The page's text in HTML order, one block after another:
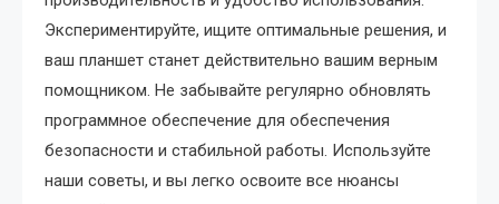
Экспериментируйте, ищите оптимальные решения, и
ваш планшет станет действительно вашим верным
помощником. Не забывайте регулярно обновлять
программное обеспечение для обеспечения
безопасности и стабильной работы. Используйте
наши советы, и вы легко освоите все нюансы